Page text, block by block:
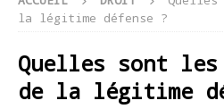
la légitime défense ?
Quelles sont
de la légitime